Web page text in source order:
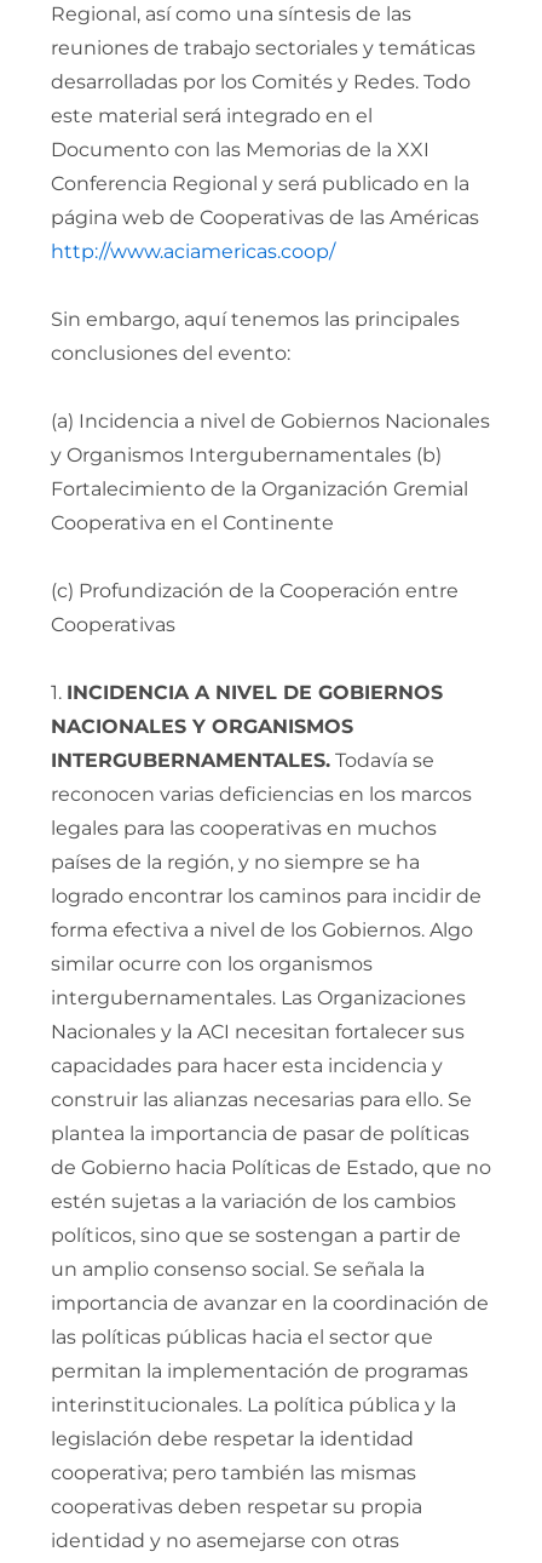
Regional, así como una síntesis de las
reuniones de trabajo sectoriales y temáticas
desarrolladas por los Comités y Redes. Todo
este material será integrado en el
Documento con las Memorias de la XXI
Conferencia Regional y será publicado en la
página web de Cooperativas de las Américas
http://www.aciamericas.coop/
Sin embargo, aquí tenemos las principales
conclusiones del evento:
(a) Incidencia a nivel de Gobiernos Nacionales
y Organismos Intergubernamentales (b)
Fortalecimiento de la Organización Gremial
Cooperativa en el Continente
(c) Profundización de la Cooperación entre
Cooperativas
1. INCIDENCIA A NIVEL DE GOBIERNOS
NACIONALES Y ORGANISMOS
INTERGUBERNAMENTALES. Todavía se
reconocen varias deficiencias en los marcos
legales para las cooperativas en muchos
países de la región, y no siempre se ha
logrado encontrar los caminos para incidir de
forma efectiva a nivel de los Gobiernos. Algo
similar ocurre con los organismos
intergubernamentales. Las Organizaciones
Nacionales y la ACI necesitan fortalecer sus
capacidades para hacer esta incidencia y
construir las alianzas necesarias para ello. Se
plantea la importancia de pasar de políticas
de Gobierno hacia Políticas de Estado, que no
estén sujetas a la variación de los cambios
políticos, sino que se sostengan a partir de
un amplio consenso social. Se señala la
importancia de avanzar en la coordinación de
las políticas públicas hacia el sector que
permitan la implementación de programas
interinstitucionales. La política pública y la
legislación debe respetar la identidad
cooperativa; pero también las mismas
cooperativas deben respetar su propia
identidad y no asemejarse con otras